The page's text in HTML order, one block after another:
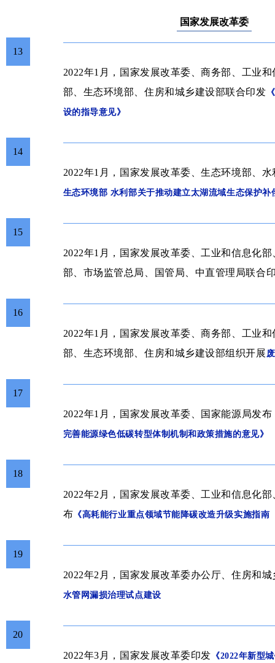
国家发展改革委
13
2022年1月，国家发展改革委、商务部、工业
部、生态环境部、住房和城乡建设部联合印发 《
设的指导意见》
14
2022年1月，国家发展改革委、生态环境部、水
生态环境部 水利部关于推动建立太湖流域生态保护补
15
2022年1月，国家发展改革委、工业和信息化
部、市场监管总局、国管局、中直管理局联合
16
2022年1月，国家发展改革委、商务部、工业
部、生态环境部、住房和城乡建设部组织开展
17
2022年1月，国家发展改革委、国家能源局发布
完善能源绿色低碳转型体制机制和政策措施的意见》
18
2022年2月，国家发展改革委、工业和信息化
布 《高耗能行业重点领域节能降碳改造升级实施指南
19
2022年2月，
国家发展改革委办公厅、住房和
水管网漏损治理试点建设
20
2022年3月，
国家发展改革委印发 《2022年新型